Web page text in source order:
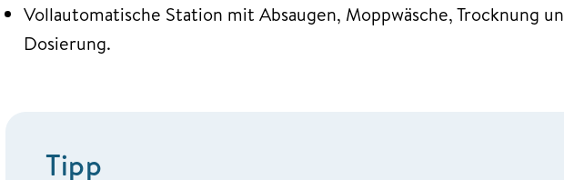
Vollautomatische Station mit Absaugen, Moppwäsche, Trocknung
Dosierung.
Tipp